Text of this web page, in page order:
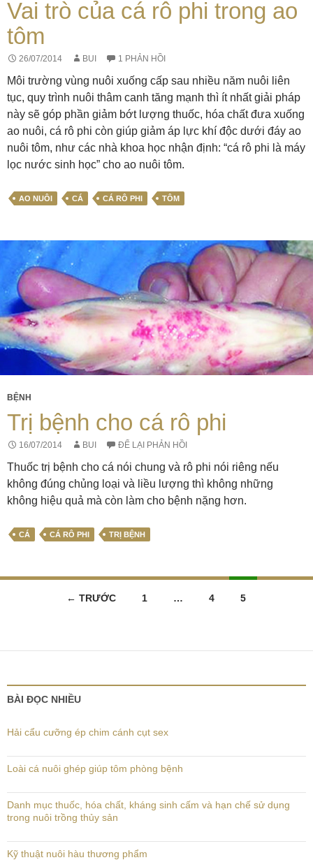
Vai trò của cá rô phi trong ao
tôm
26/07/2014 BUI 1 PHẢN HỒI
Môi trường vùng nuôi xuống cấp sau nhiều năm nuôi liên
tục, quy trình nuôi thâm canh tăng mạnh thì ít nhất giải pháp
này sẽ góp phần giảm bớt lượng thuốc, hóa chất đưa xuống
ao nuôi, cá rô phi còn giúp giảm áp lực khí độc dưới đáy ao
nuôi tôm, như các nhà khoa học nhận định: “cá rô phi là máy
lọc nước sinh học” cho ao nuôi tôm.
AO NUÔI CÁ CÁ RÔ PHI TÔM
BỆNH
Trị bệnh cho cá rô phi
16/07/2014 BUI ĐỂ LẠI PHẢN HỒI
Thuốc trị bệnh cho cá nói chung và rô phi nói riêng nếu
không đúng chủng loại và liều lượng thì không những
không hiệu quả mà còn làm cho bệnh nặng hơn.
CÁ CÁ RÔ PHI TRỊ BỆNH
← TRƯỚC 1 … 4 5
BÀI ĐỌC NHIỀU
Hải cẩu cưỡng ép chim cánh cụt sex
Loài cá nuôi ghép giúp tôm phòng bệnh
Danh mục thuốc, hóa chất, kháng sinh cấm và hạn chế sử dụng
trong nuôi trồng thủy sản
Kỹ thuật nuôi hàu thương phẩm